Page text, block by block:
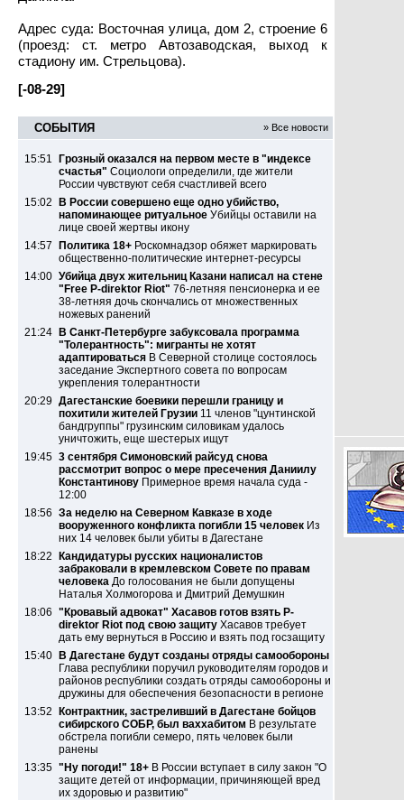
Адрес суда: Восточная улица, дом 2, строение 6
(проезд: ст. метро Автозаводская, выход к
стадиону им. Стрельцова).
[-08-29]
СОБЫТИЯ » Все новости
15:51
Грозный оказался на первом месте в "индексе
счастья" Социологи определили, где жители
России чувствуют себя счастливей всего
15:02 В России совершено еще одно убийство,
напоминающее ритуальное Убийцы оставили на
лице своей жертвы икону
14:57 Политика 18+ Роскомнадзор обяжет маркировать
общественно-политические интернет-ресурсы
14:00 Убийца двух жительниц Казани написал на стене
"Free P-direktor Riot" 76-летняя пенсионерка и ее
38-летняя дочь скончались от множественных
ножевых ранений
21:24 В Санкт-Петербурге забуксовала программа
"Толерантность": мигранты не хотят
адаптироваться В Северной столице состоялось
заседание Экспертного совета по вопросам
укрепления толерантности
20:29 Дагестанские боевики перешли границу и
похитили жителей Грузии 11 членов "цунтинской
бандгруппы" грузинским силовикам удалось
уничтожить, еще шестерых ищут
19:45 3 сентября Симоновский райсуд снова
рассмотрит вопрос о мере пресечения Даниилу
Константинову Примерное время начала суда -
12:00
18:56 За неделю на Северном Кавказе в ходе
вооруженного конфликта погибли 15 человек Из
них 14 человек были убиты в Дагестане
18:22 Кандидатуры русских националистов
забраковали в кремлевском Совете по правам
человека До голосования не были допущены
Наталья Холмогорова и Дмитрий Демушкин
18:06 "Кровавый адвокат" Хасавов готов взять P-
direktor Riot под свою защиту Хасавов требует
дать ему вернуться в Россию и взять под госзащиту
15:40 В Дагестане будут созданы отряды самообороны
Глава республики поручил руководителям городов и
районов республики создать отряды самообороны и
дружины для обеспечения безопасности в регионе
13:52 Контрактник, застреливший в Дагестане бойцов
сибирского СОБР, был ваххабитом В результате
обстрела погибли семеро, пять человек были
ранены
13:35 "Ну погоди!" 18+ В России вступает в силу закон "О
защите детей от информации, причиняющей вред
их здоровью и развитию"